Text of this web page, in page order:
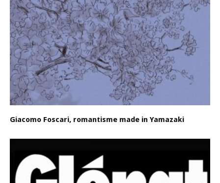
Giacomo Foscari, romantisme made in Yamazaki